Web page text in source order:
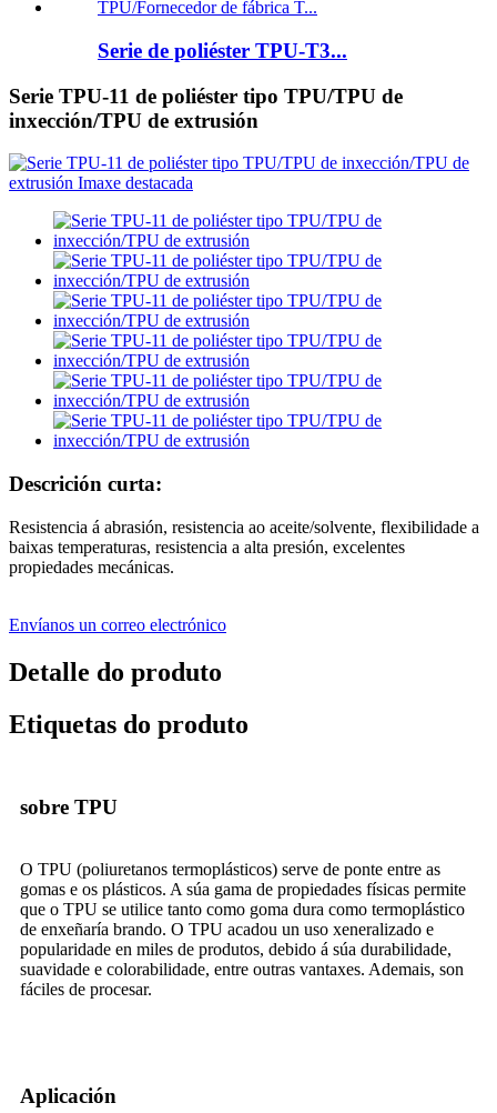
Serie de poliéster TPU-T3...
Serie TPU-11 de poliéster tipo TPU/TPU de
inxección/TPU de extrusión
Descrición curta:
Resistencia á abrasión, resistencia ao aceite/solvente, flexibilidade a
baixas temperaturas, resistencia a alta presión, excelentes
propiedades mecánicas.
Envíanos un correo electrónico
Detalle do produto
Etiquetas do produto
sobre TPU
O TPU (poliuretanos termoplásticos) serve de ponte entre as
gomas e os plásticos. A súa gama de propiedades físicas permite
que o TPU se utilice tanto como goma dura como termoplástico
de enxeñaría brando. O TPU acadou un uso xeneralizado e
popularidade en miles de produtos, debido á súa durabilidade,
suavidade e colorabilidade, entre outras vantaxes. Ademais, son
fáciles de procesar.
Aplicación